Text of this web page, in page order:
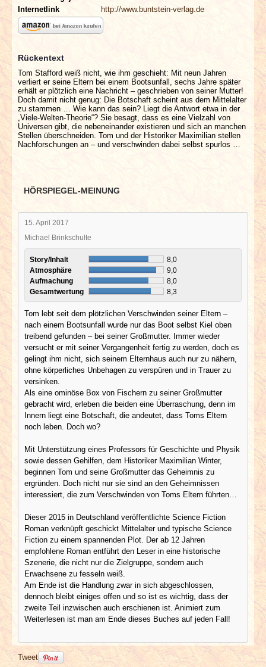
Internetlink
http://www.buntstein-verlag.de
Rückentext
Tom Stafford weiß nicht, wie ihm geschieht: Mit neun Jahren
verliert er seine Eltern bei einem Bootsunfall, sechs Jahre später
erhält er plötzlich eine Nachricht – geschrieben von seiner Mutter!
Doch damit nicht genug: Die Botschaft scheint aus dem Mittelalter
zu stammen … Wie kann das sein? Liegt die Antwort etwa in der
„Viele-Welten-Theorie“? Sie besagt, dass es eine Vielzahl von
Universen gibt, die nebeneinander existieren und sich an manchen
Stellen überschneiden. Tom und der Historiker Maximilian stellen
Nachforschungen an – und verschwinden dabei selbst spurlos …
HÖRSPIEGEL-MEINUNG
15. April 2017
Michael Brinkschulte
Story/Inhalt
8,0
Atmosphäre
9,0
Aufmachung
8,0
Gesamtwertung
8,3
Tom lebt seit dem plötzlichen Verschwinden seiner Eltern –
nach einem Bootsunfall wurde nur das Boot selbst Kiel oben
treibend gefunden – bei seiner Großmutter. Immer wieder
versucht er mit seiner Vergangenheit fertig zu werden, doch es
gelingt ihm nicht, sich seinem Elternhaus auch nur zu nähern,
ohne körperliches Unbehagen zu verspüren und in Trauer zu
versinken.
Als eine ominöse Box von Fischern zu seiner Großmutter
gebracht wird, erleben die beiden eine Überraschung, denn im
Innern liegt eine Botschaft, die andeutet, dass Toms Eltern
noch leben. Doch wo?
Mit Unterstützung eines Professors für Geschichte und Physik
sowie dessen Gehilfen, dem Historiker Maximilian Winter,
beginnen Tom und seine Großmutter das Geheimnis zu
ergründen. Doch nicht nur sie sind an den Geheimnissen
interessiert, die zum Verschwinden von Toms Eltern führten…
Dieser 2015 in Deutschland veröffentlichte Science Fiction
Roman verknüpft geschickt Mittelalter und typische Science
Fiction zu einem spannenden Plot. Der ab 12 Jahren
empfohlene Roman entführt den Leser in eine historische
Szenerie, die nicht nur die Zielgruppe, sondern auch
Erwachsene zu fesseln weiß.
Am Ende ist die Handlung zwar in sich abgeschlossen,
dennoch bleibt einiges offen und so ist es wichtig, dass der
zweite Teil inzwischen auch erschienen ist. Animiert zum
Weiterlesen ist man am Ende dieses Buches auf jeden Fall!
Tweet